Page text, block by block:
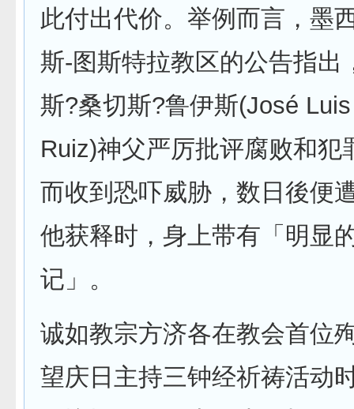
此付出代价。举例而言，墨
斯-图斯特拉教区的公告指出
斯?桑切斯?鲁伊斯(José
Ruiz)神父严厉批评腐败和犯
而收到恐吓威胁，数日後便
他获释时，身上带有「明显
记」。
诚如教宗方济各在教会首位
望庆日主持三钟经祈祷活动